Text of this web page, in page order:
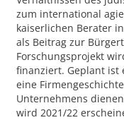
zum international
kaiserlichen Berater
als Beitrag zur
Forschungsprojekt
finanziert. Geplant ist
eine
Unternehmens
wird 2021/22